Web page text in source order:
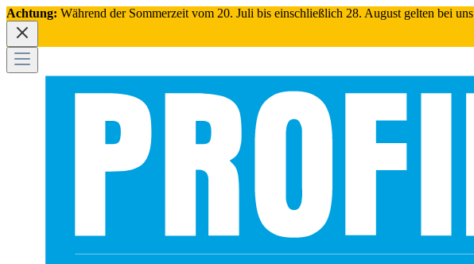
Achtung: Während der Sommerzeit vom 20. Juli bis einschließlich 28. August gelten bei uns